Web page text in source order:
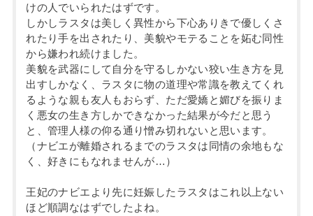
けの人でいられたはずです。
しかしラスタは美しく異性から下心ありきで優しくさ
れたり手を出されたり、美貌やモテることを妬む同性
から嫌われ続けました。
美貌を武器にして自分を守るしかない狡い生き方を見
出すしかなく、ラスタに物の道理や常識を教えてくれ
るような親も友人もおらず、ただ愛嬌と媚びを振りま
く悪女の生き方しかできなかった結果が今だと思う
と、管理人様の仰る通り憎み切れないと思います。
（ナビエが離婚されるまでのラスタは同情の余地もな
く、好きにもなれませんが…）
王妃のナビエより先に妊娠したラスタはこれ以上ない
ほど順調なはずでしたよね。